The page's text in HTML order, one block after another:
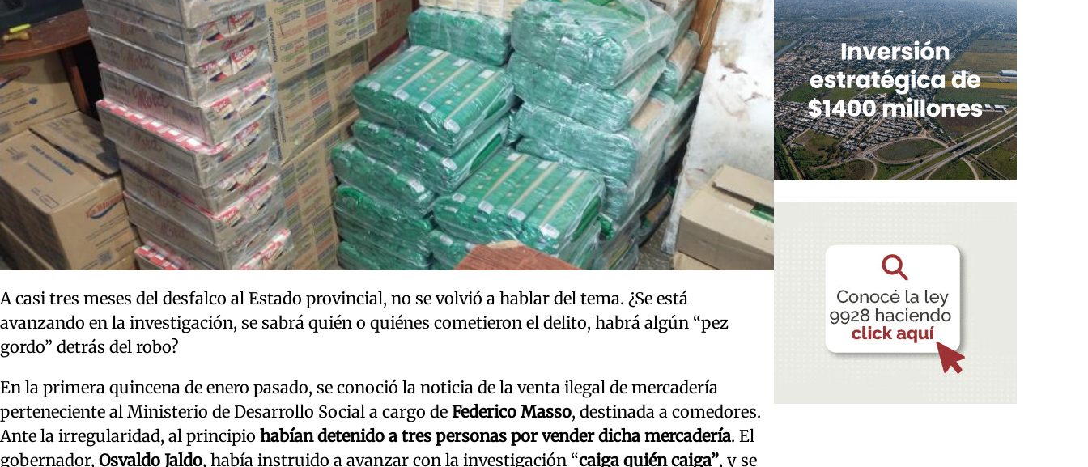
A casi tres meses del desfalco al Estado provincial, no se volvió a hablar del tema. ¿Se está
avanzando en la investigación, se sabrá quién o quiénes cometieron el delito, habrá algún “pez
gordo” detrás del robo?
En la primera quincena de enero pasado, se conoció la noticia de la venta ilegal de mercadería
perteneciente al Ministerio de Desarrollo Social a cargo de Federico Masso, destinada a comedores.
Ante la irregularidad, al principio habían detenido a tres personas por vender dicha mercadería. El
gobernador, Osvaldo Jaldo, había instruido a avanzar con la investigación “caiga quién caiga”, y se